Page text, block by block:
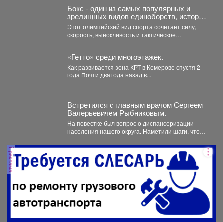
Бокс - один из самых популярных и
зрелищных видов единоборств, история
которого насчитывает не одно столетие.
Этот олимпийский вид спорта сочетает силу,
скорость, выносливость и тактическое
«Гетто» среди многоэтажек.
Как развивается зона КРТ в Кемерове спустя 2
года Почти два года назад в...
Встретился с главным врачом Сергеем
Валерьевичем Рыбниковым.
На повестке был вопрос о диспансеризации
населения нашего округа. Наметили шаги, чтобы
реклама